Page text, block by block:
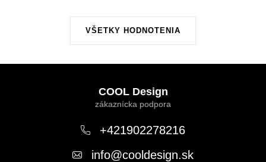
VŠETKY HODNOTENIA
COOL Design
+421902278216
info@cooldesign.sk